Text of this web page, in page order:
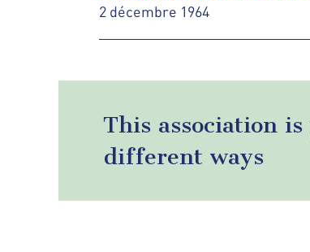
2 décembre 1964
This association
different ways